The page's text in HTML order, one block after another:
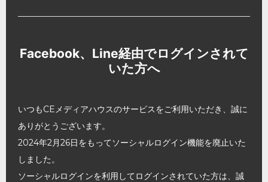
Facebook、Line経由でログインされて
いた方へ
いつもCEメディアハウスのサービスをご利用いただき、誠に
ありがとうございます。
2024年2月26日をもってソーシャルログイン機能を廃止いた
しました。
ソーシャルログインを利用してログインされていた方は、誠